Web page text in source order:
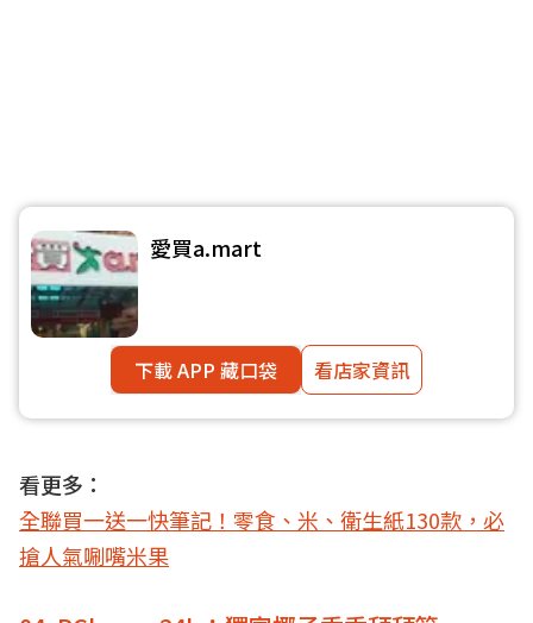
愛買a.mart
下載 APP 藏口袋 看店家資訊
看更多：
全聯買一送一快筆記！零食、米、衛生紙130款，必
搶人氣唰嘴米果